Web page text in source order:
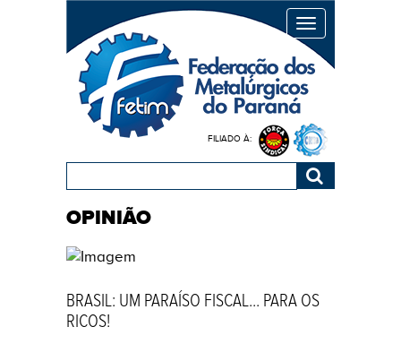
MENU
FILIADO À:
OPINIÃO
BRASIL: UM PARAÍSO FISCAL... PARA OS
RICOS!